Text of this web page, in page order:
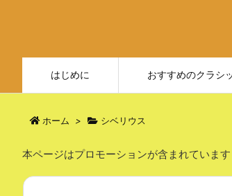
はじめに おすすめのクラシ
ホーム > シベリウス
本ページはプロモーションが含まれています